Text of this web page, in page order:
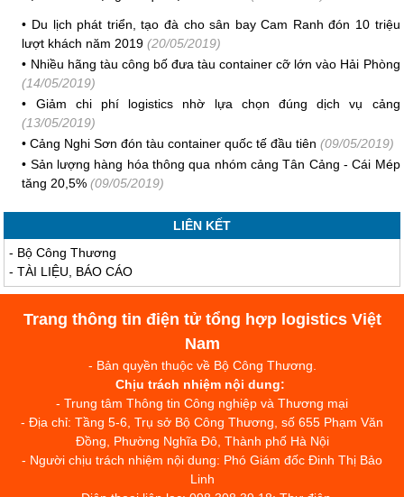
• Du lịch phát triển, tạo đà cho sân bay Cam Ranh đón 10 triệu
lượt khách năm 2019 (20/05/2019)
• Nhiều hãng tàu công bố đưa tàu container cỡ lớn vào Hải Phòng
(14/05/2019)
• Giảm chi phí logistics nhờ lựa chọn đúng dịch vụ cảng
(13/05/2019)
•Cảng Nghi Sơn đón tàu container quốc tế đầu tiên (09/05/2019)
• Sản lượng hàng hóa thông qua nhóm cảng Tân Cảng - Cái Mép
tăng 20,5% (09/05/2019)
LIÊN KẾT
- Bộ Công Thương
-TÀI LIỆU, BÁO CÁO
Trang thông tin điện tử tổng hợp logistics Việt
Nam
- Bản quyền thuộc về Bộ Công Thương.
Chịu trách nhiệm nội dung:
- Trung tâm Thông tin Công nghiệp và Thương mại
- Địa chỉ: Tầng 5-6, Trụ sở Bộ Công Thương, số 655 Phạm Văn
Đồng, Phường Nghĩa Đô, Thành phố Hà Nội
- Người chịu trách nhiệm nội dung: Phó Giám đốc Đinh Thị Bảo
Linh